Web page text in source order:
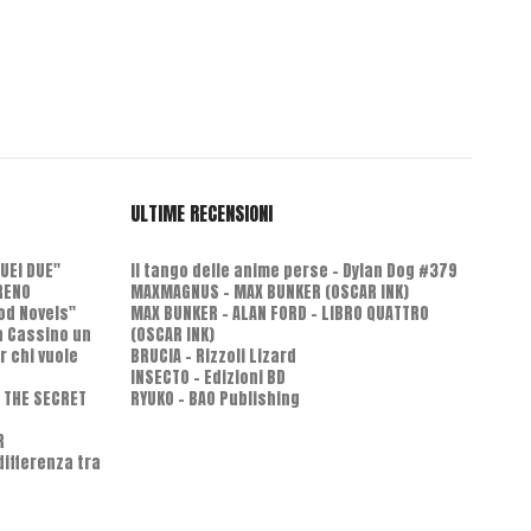
DUE"
Novels"
Cassino un
chi vuole
SECRET
tra
ULTIME RECENSIONI
Il tango delle anime perse - Dylan Dog #379
MAXMAGNUS – MAX BUNKER (OSCAR INK)
MAX BUNKER – ALAN FORD – LIBRO QUATTRO
(OSCAR INK)
BRUCIA - Rizzoli Lizard
INSECTO - Edizioni BD
RYUKO - BAO Publishing